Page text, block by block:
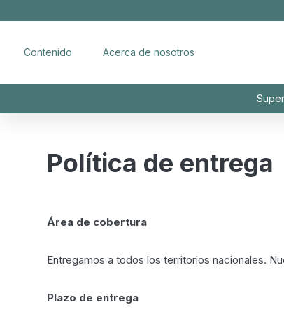
Contenido Acerca de nosotros
Política de entrega
Área de cobertura
Entregamos a todos los territorios nacionales.
Plazo de entrega